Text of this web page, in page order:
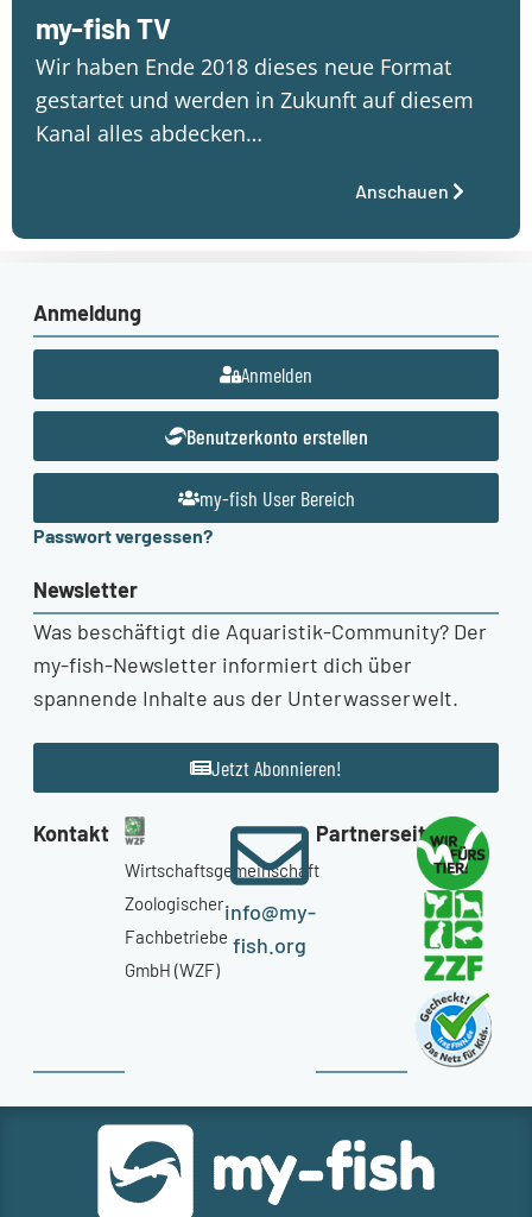
my-fish TV
Wir haben Ende 2018 dieses neue Format
gestartet und werden in Zukunft auf diesem
Kanal alles abdecken…
Anschauen
Anmeldung
Anmelden
Benutzerkonto erstellen
my-fish User Bereich
Passwort vergessen?
Newsletter
Was beschäftigt die Aquaristik-Community? Der
my-fish-Newsletter informiert dich über
spannende Inhalte aus der Unterwasserwelt.
Jetzt Abonnieren!
Kontakt
Wirtschaftsgemeinschaft
Zoologischer
Fachbetriebe
GmbH (WZF)
info@my-
fish.org
Partnerseiten